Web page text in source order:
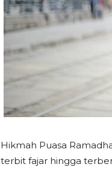
Hikmah Puasa
terbit fajar hingga